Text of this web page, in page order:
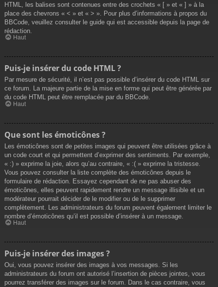
HTML, les balises sont contenues entre des crochets « [ » et « ] » à la
place des chevrons « < » et « > ». Pour plus d’informations à propos du
BBCode, veuillez consulter le guide qui est accessible depuis la page de
rédaction.
Haut
Puis-je insérer du code HTML ?
Par mesure de sécurité, il n’est pas possible d’insérer du code HTML sur
ce forum. La majeure partie de la mise en forme qui peut être générée par
du code HTML peut être remplacée par du BBCode.
Haut
Que sont les émoticônes ?
Les émoticônes sont de petites images qui peuvent être utilisées grâce à
un code court et qui permettent d’exprimer des sentiments. Par exemple,
« :) » exprime la joie, alors qu’au contraire, « :( » exprime la tristesse.
Vous pouvez consulter la liste complète des émoticônes depuis le
formulaire de rédaction. Essayez cependant de ne pas abuser des
émoticônes, elles peuvent rapidement rendre un message illisible et un
modérateur pourrait décider de le modifier ou de le supprimer
complètement. Les administrateurs du forum peuvent également limiter le
nombre d’émoticônes qu’il est possible d’insérer à un message.
Haut
Puis-je insérer des images ?
Oui, vous pouvez insérer des images à vos messages. Si les
administrateurs du forum ont autorisé l’insertion de pièces jointes, vous
pourrez transférer des images sur le forum. Dans le cas contraire, vous